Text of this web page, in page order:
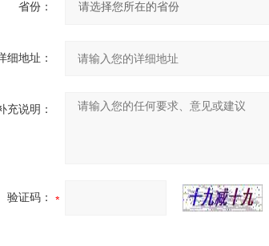
省份：
细地址：
充说明：
验证码：